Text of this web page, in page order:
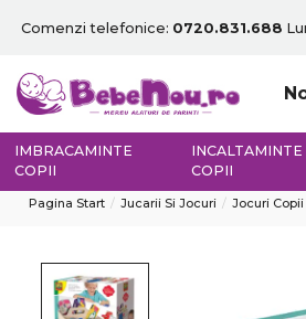
Comenzi telefonice: 0720.831.688
IMBRACAMINTE
COPII
INCALTAMINTE
COPII
Pagina Start Jucarii Si Jocuri Jocuri Copii